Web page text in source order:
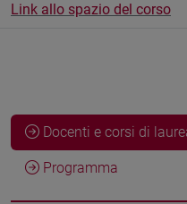
Link allo spazio del corso
Docenti e corsi di
Programma